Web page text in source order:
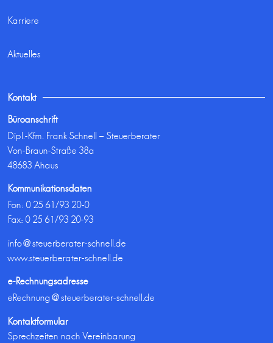
Karriere
Aktuelles
Kontakt
Büroanschrift
Dipl.-Kfm. Frank Schnell – Steuerberater
Von-Braun-Straße 38a
48683 Ahaus
Kommunikationsdaten
Fon:0 25 61/93 20-0
Fax: 0 25 61/93 20-93
info@steuerberater-schnell.de
www.steuerberater-schnell.de
e-Rechnungsadresse
eRechnung@steuerberater-schnell.de
Kontaktformular
Sprechzeiten nach Vereinbarung